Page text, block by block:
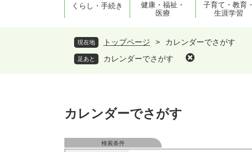
くらし・手続き
健康・福祉・
医療
子育て・教育・
生涯学習
現在地 トップページ > カレンダーでさがす
足あと カレンダーでさがす
文
カレンダーでさがす
検索条件